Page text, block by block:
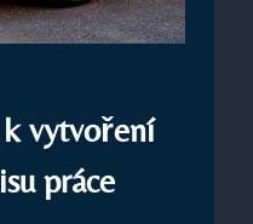
vytvoření
práce